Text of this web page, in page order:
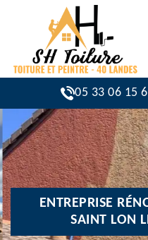
05 33 06 15
ENTREPRISE
SAINT LON